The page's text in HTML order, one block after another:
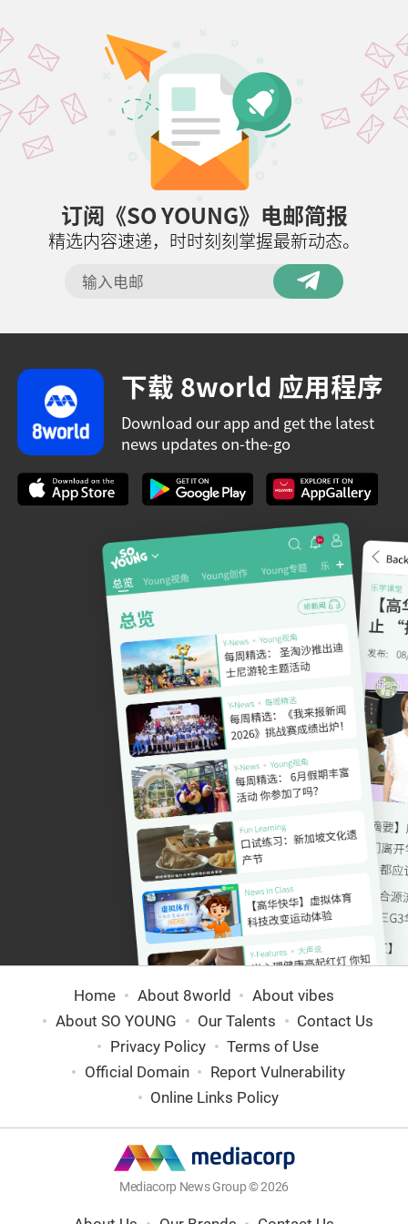
订阅《SO YOUNG》电邮简报
精选内容速递，时时刻刻掌握最新动态。
下载 8world 应用程序
Download our app and get the latest
news updates on-the-go
Home About 8world
About vibes
About SO YOUNG
Our Talents
Contact Us
Privacy Policy
Terms of Use
Official Domain
Report Vulnerability
Online Links Policy
Mediacorp News Group © 2026